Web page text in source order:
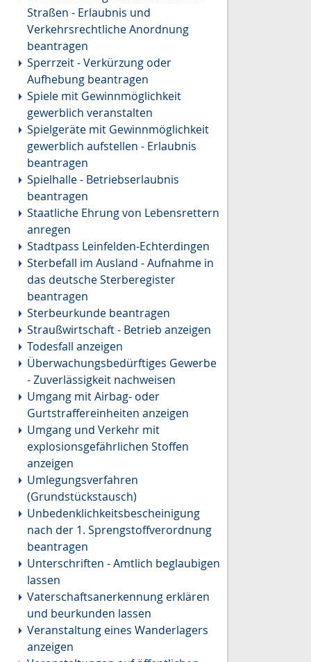
Straßen - Erlaubnis und
Verkehrsrechtliche Anordnung
beantragen
Sperrzeit - Verkürzung oder
Aufhebung beantragen
Spiele mit Gewinnmöglichkeit
gewerblich veranstalten
Spielgeräte mit Gewinnmöglichkeit
gewerblich aufstellen - Erlaubnis
beantragen
Spielhalle - Betriebserlaubnis
beantragen
Staatliche Ehrung von Lebensrettern
anregen
Stadtpass Leinfelden-Echterdingen
Sterbefall im Ausland - Aufnahme in
das deutsche Sterberegister
beantragen
Sterbeurkunde beantragen
Straußwirtschaft - Betrieb anzeigen
Todesfall anzeigen
Überwachungsbedürftiges Gewerbe
- Zuverlässigkeit nachweisen
Umgang mit Airbag- oder
Gurtstraffereinheiten anzeigen
Umgang und Verkehr mit
explosionsgefährlichen Stoffen
anzeigen
Umlegungsverfahren
(Grundstückstausch)
Unbedenklichkeitsbescheinigung
nach der 1. Sprengstoffverordnung
beantragen
Unterschriften - Amtlich beglaubigen
lassen
Vaterschaftsanerkennung erklären
und beurkunden lassen
Veranstaltung eines Wanderlagers
anzeigen